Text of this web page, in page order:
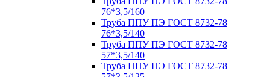
76*3,5/160
Труба ППУ ПЭ ГОСТ 8732-78
76*3,5/140
Труба ППУ ПЭ ГОСТ 8732-78
57*3,5/140
Труба ППУ ПЭ ГОСТ 8732-78